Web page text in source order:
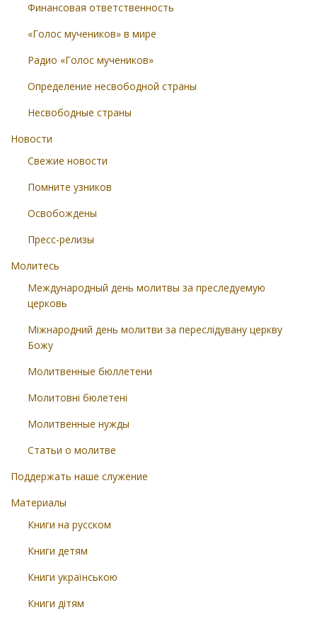
Финансовая ответственность
«Голос мучеников» в мире
Радио «Голос мучеников»
Определение несвободной страны
Несвободные страны
Новости
Свежие новости
Помните узников
Освобождены
Пресс-релизы
Молитесь
Международный день молитвы за преследуемую
церковь
Міжнародний день молитви за переслідувану церкву
Божу
Молитвенные бюллетени
Молитовні бюлетені
Молитвенные нужды
Статьи о молитве
Поддержать наше служение
Материалы
Книги на русском
Книги детям
Книги українською
Книги дітям